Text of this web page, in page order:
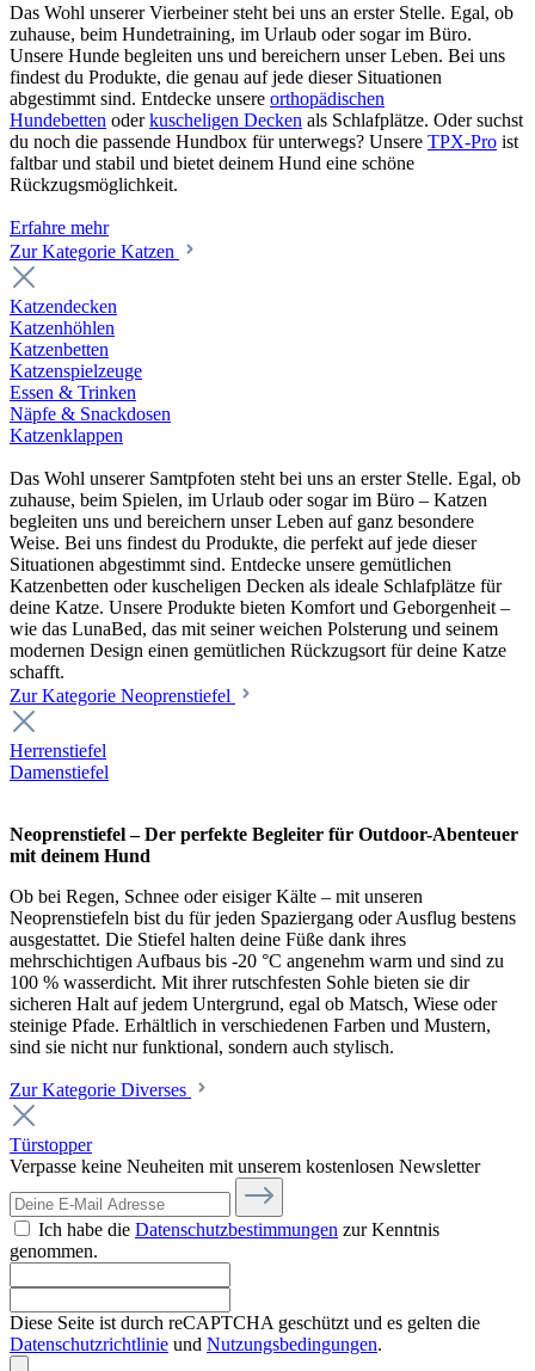
Das Wohl unserer Vierbeiner steht bei uns an erster Stelle. Egal, ob
zuhause, beim Hundetraining, im Urlaub oder sogar im Büro.
Unsere Hunde begleiten uns und bereichern unser Leben. Bei uns
findest du Produkte, die genau auf jede dieser Situationen
abgestimmt sind. Entdecke unsere orthopädischen
Hundebetten oderkuscheligen Decken als Schlafplätze. Oder suchst
du noch die passende Hundbox für unterwegs? Unsere TPX-Pro ist
faltbar und stabil und bietet deinem Hund eine schöne
Rückzugsmöglichkeit.
Erfahre mehr
Zur Kategorie Katzen
Katzendecken
Katzenhöhlen
Katzenbetten
Katzenspielzeuge
Essen & Trinken
Näpfe & Snackdosen
Katzenklappen
Das Wohl unserer Samtpfoten steht bei uns an erster Stelle. Egal, ob
zuhause, beim Spielen, im Urlaub oder sogar im Büro – Katzen
begleiten uns und bereichern unser Leben auf ganz besondere
Weise. Bei uns findest du Produkte, die perfekt auf jede dieser
Situationen abgestimmt sind. Entdecke unsere gemütlichen
Katzenbetten oder kuscheligen Decken als ideale Schlafplätze für
deine Katze. Unsere Produkte bieten Komfort und Geborgenheit –
wie das LunaBed, das mit seiner weichen Polsterung und seinem
modernen Design einen gemütlichen Rückzugsort für deine Katze
schafft.
Zur Kategorie Neoprenstiefel
Herrenstiefel
Damenstiefel
Neoprenstiefel – Der perfekte Begleiter für Outdoor-Abenteuer
mit deinem Hund
Ob bei Regen, Schnee oder eisiger Kälte – mit unseren
Neoprenstiefeln bist du für jeden Spaziergang oder Ausflug bestens
ausgestattet. Die Stiefel halten deine Füße dank ihres
mehrschichtigen Aufbaus bis -20 °C angenehm warm und sind zu
100 % wasserdicht. Mit ihrer rutschfesten Sohle bieten sie dir
sicheren Halt auf jedem Untergrund, egal ob Matsch, Wiese oder
steinige Pfade. Erhältlich in verschiedenen Farben und Mustern,
sind sie nicht nur funktional, sondern auch stylisch.
Zur Kategorie Diverses
Türstopper
Verpasse keine Neuheiten mit unserem kostenlosen Newsletter
Ich habe die Datenschutzbestimmungen zur Kenntnis
genommen.
Diese Seite ist durch reCAPTCHA geschützt und es gelten die
Datenschutzrichtlinie und Nutzungsbedingungen.